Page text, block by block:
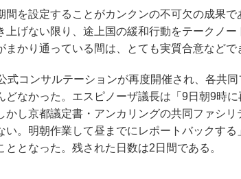
を設定することがカンクンの不可欠の成果で
げない限り、途上国の緩和行動をテークノ
かり通っている間は、とても実質合意などで
コンサルテーションが再度開催され、各共
どなかった。エスピノーザ議長は「9日朝9時
し京都議定書・アンカリングの共同ファシ
い。明朝作業して昼までにレポートバックす
となった。残された日数は2日間である。